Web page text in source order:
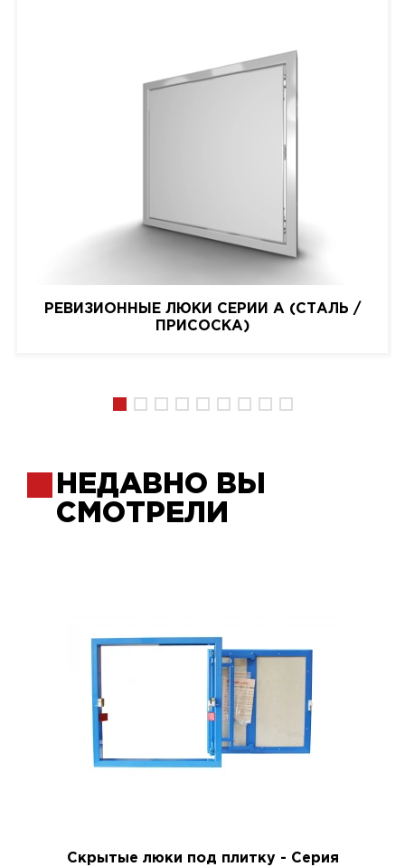
РЕВИЗИОННЫЕ ЛЮКИ СЕРИИ A (СТАЛЬ /
ПРИСОСКА)
НЕДАВНО ВЫ
СМОТРЕЛИ
Скрытые люки под плитку - Серия